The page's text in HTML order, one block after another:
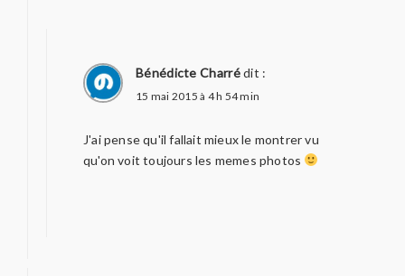
Bénédicte Charrédit :
15 mai 2015 à 4 h 54 min
J'ai pense qu'il fallait mieux le montrer vu
qu'on voit toujours les memes photos